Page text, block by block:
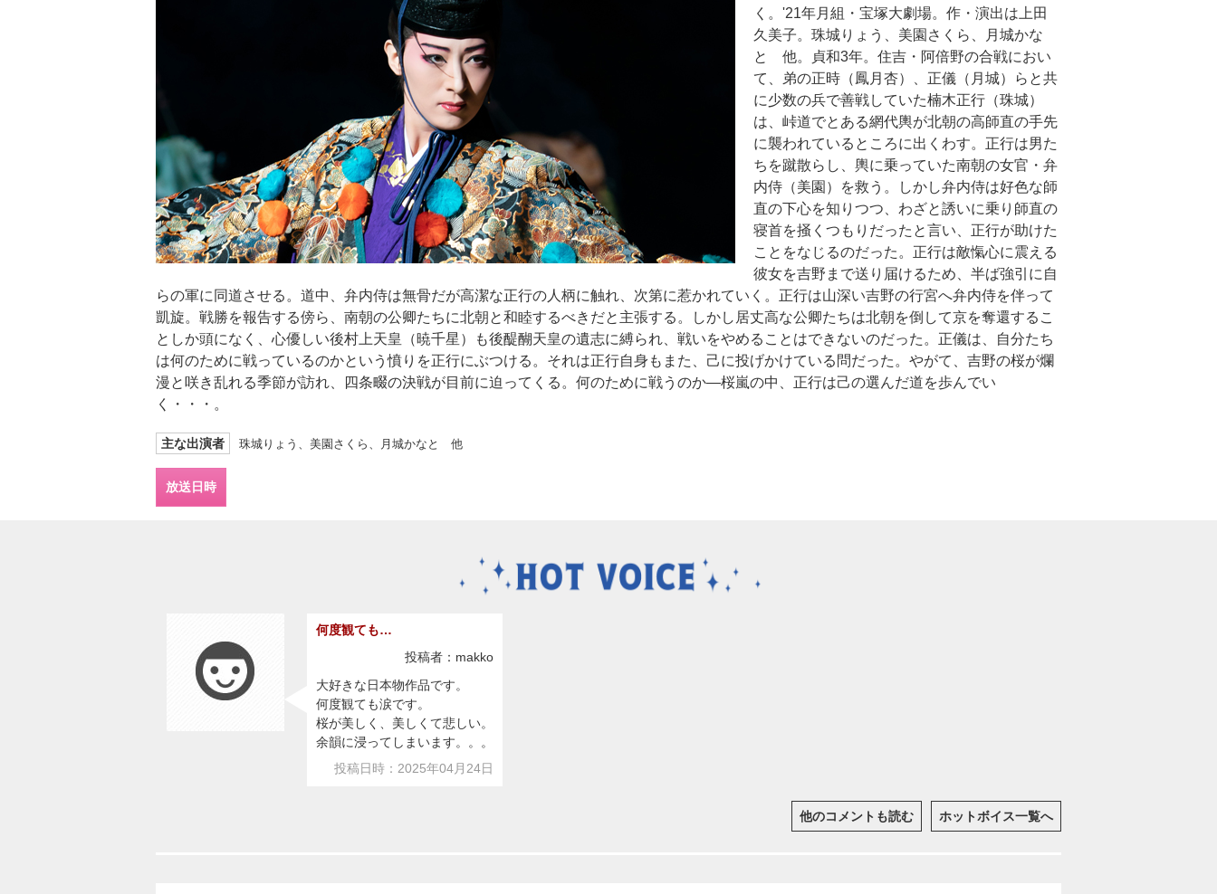
く。'21年月組・宝塚大劇場。作・演出は上田
久美子。珠城りょう、美園さくら、月城かな
と 他。貞和3年。住吉・阿倍野の合戦におい
て、弟の正時（鳳月杏）、正儀（月城）らと共
に少数の兵で善戦していた楠木正行（珠城）
は、峠道でとある網代輿が北朝の高師直の手先
に襲われているところに出くわす。正行は男た
ちを蹴散らし、輿に乗っていた南朝の女官・弁
内侍（美園）を救う。しかし弁内侍は好色な師
直の下心を知りつつ、わざと誘いに乗り師直の
寝首を掻くつもりだったと言い、正行が助けた
ことをなじるのだった。正行は敵愾心に震える
彼女を吉野まで送り届けるため、半ば強引に自
らの軍に同道させる。道中、弁内侍は無骨だが高潔な正行の人柄に触れ、次第に惹かれていく。正行は山深い吉野の行宮へ弁内侍を伴って
凱旋。戦勝を報告する傍ら、南朝の公卿たちに北朝と和睦するべきだと主張する。しかし居丈高な公卿たちは北朝を倒して京を奪還するこ
としか頭になく、心優しい後村上天皇（暁千星）も後醍醐天皇の遺志に縛られ、戦いをやめることはできないのだった。正儀は、自分たち
は何のために戦っているのかという憤りを正行にぶつける。それは正行自身もまた、己に投げかけている問だった。やがて、吉野の桜が爛
漫と咲き乱れる季節が訪れ、四条畷の決戦が目前に迫ってくる。何のために戦うのか―桜嵐の中、正行は己の選んだ道を歩んでい
く・・・。
主な出演者 珠城りょう、美園さくら、月城かなと 他
放送日時
何度観ても…
投稿者：makko
大好きな日本物作品です。
何度観ても涙です。
桜が美しく、美しくて悲しい。
余韻に浸ってしまいます。。。
投稿日時：2025年04月24日
他のコメントも読む ホットボイス一覧へ